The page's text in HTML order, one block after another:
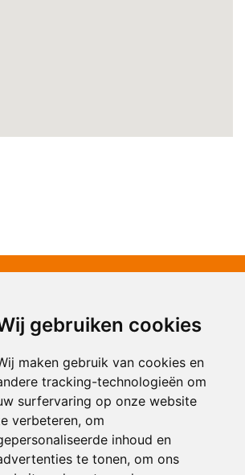
gebruiken cookies
maken gebruik van cookies en
tracking-technologieën om
surfervaring op onze website
verbeteren, om
inhoud en
te tonen, om ons
met ons op! We helpen u graag